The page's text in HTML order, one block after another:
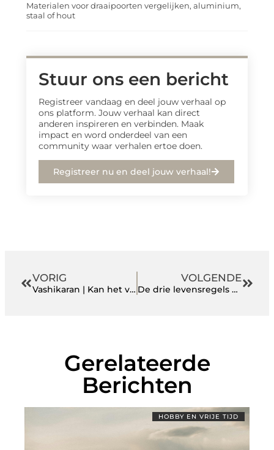
Materialen voor draaipoorten vergelijken, aluminium,
staal of hout
Stuur ons een bericht
Registreer vandaag en deel jouw verhaal op
ons platform. Jouw verhaal kan direct
anderen inspireren en verbinden. Maak
impact en word onderdeel van een
community waar verhalen ertoe doen.
Registreer nu en deel jouw verhaal!
VORIG
Vashikaran | Kan het verloren liefde terug winnen?
VOLGENDE
De drie levensregels voor een gelukkig en succesvol leven
Gerelateerde
Berichten
HOBBY EN VRIJE TIJD